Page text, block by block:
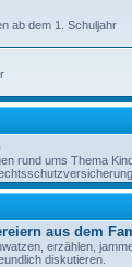
ab dem 1. Schuljahr
rund ums Thema
aus dem
erzählen,
diskutieren.